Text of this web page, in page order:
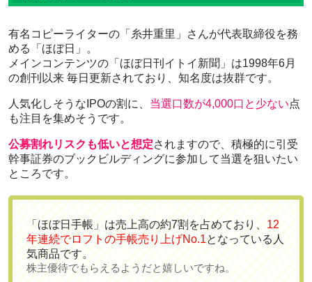
有名コピーライターの「糸井重里」さんが代表取締役を務
める「ほぼ日」。
メインコンテンツの「ほぼ日刊イトイ新聞」は1998年6月
の創刊以来 毎日更新されており、 知名度は抜群です。
人気化しそうなIPOの割に、 当選口数が4,000口と少ない点
も注目を集めそうです。
公募割れリスクも低いと想定されますので、積極的に引受
幹事証券のブックビルディングに参加して当選を狙いたい
ところです。
「ほぼ日手帳」は売上高の約7割 を占めており、 12
年連続でロフトの手帳売り上げNo.1となっている人
気商品です。
株主優待でもらえるようだと嬉しいですね。